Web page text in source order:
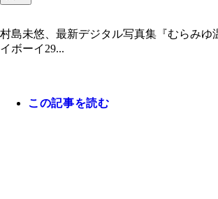
村島未悠、最新デジタル写真集『むらみゆ
イボーイ29...
この記事を読む